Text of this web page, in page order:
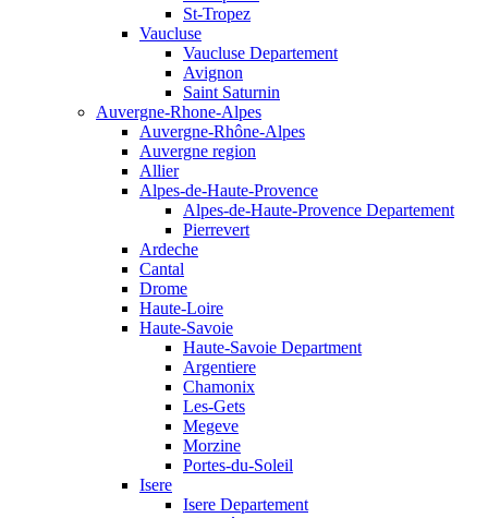
St-Tropez
Vaucluse
Vaucluse Departement
Avignon
Saint Saturnin
Auvergne-Rhone-Alpes
Auvergne-Rhône-Alpes
Auvergne region
Allier
Alpes-de-Haute-Provence
Alpes-de-Haute-Provence Departement
Pierrevert
Ardeche
Cantal
Drome
Haute-Loire
Haute-Savoie
Haute-Savoie Department
Argentiere
Chamonix
Les-Gets
Megeve
Morzine
Portes-du-Soleil
Isere
Isere Departement